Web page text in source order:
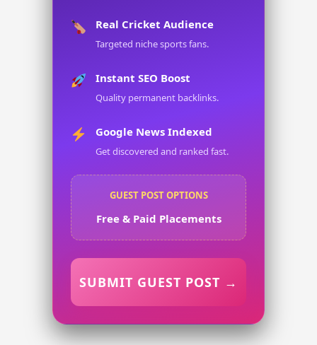
Real Cricket Audience
Targeted niche sports fans.
Instant SEO Boost
Quality permanent backlinks.
Google News Indexed
Get discovered and ranked fast.
GUEST POST OPTIONS
Free & Paid Placements
SUBMIT GUEST POST →